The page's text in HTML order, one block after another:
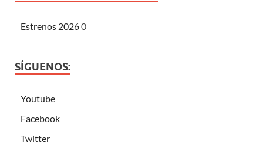
Estrenos 20260
SÍGUENOS:
Youtube
Facebook
Twitter